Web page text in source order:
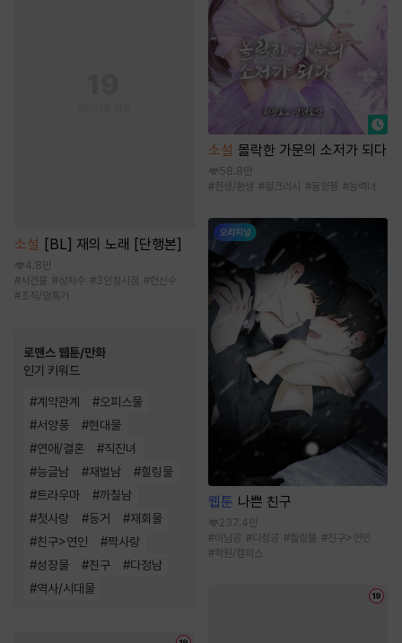
소설 [BL] 재의 노래 [단행본]
4.8만
#사건물 #상처수 #3인칭시점 #헌신수
#조직/암흑가
로맨스 웹툰/만화
인기 키워드
#계약관계 #오피스물
#서양풍 #현대물
#연애/결혼 #직진녀
#능글남 #재벌남 #힐링물
#트라우마 #까칠남
#첫사랑 #동거 #재회물
#친구>연인 #짝사랑
#성장물 #친구 #다정남
#역사/시대물
소설 몰락한 가문의 소저가 되다
58.8만
#전생/환생 #걸크러시 #동양풍 #능력녀
웹툰 나쁜 친구
237.4만
#미남공 #다정공 #힐링물 #친구>연인
#학원/캠퍼스